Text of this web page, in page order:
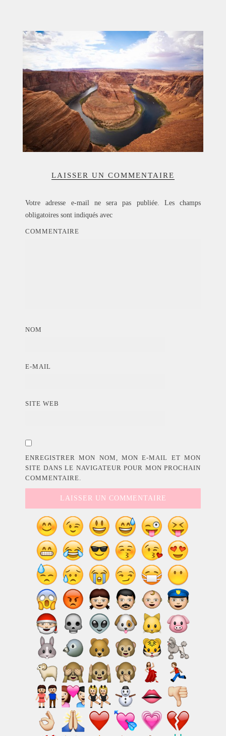
VOYAGES
LOOKBOOK
RECHERCHE
ARCHIVES
LAISSER UN COMMENTAIRE
Votre adresse e-mail ne sera pas publiée.
Les champs
obligatoires sont indiqués avec
COMMENTAIRE
NOM
E-MAIL
SITE WEB
ENREGISTRER MON NOM, MON E-MAIL ET MON
SITE DANS LE NAVIGATEUR POUR MON PROCHAIN
COMMENTAIRE.